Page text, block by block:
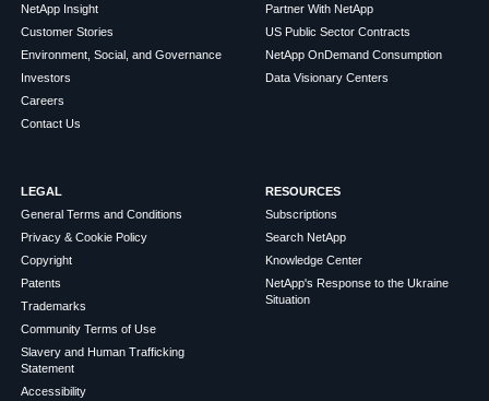
NetApp Insight
Customer Stories
Environment, Social, and Governance
Investors
Careers
Contact Us
Partner With NetApp
US Public Sector Contracts
NetApp OnDemand Consumption
Data Visionary Centers
LEGAL
General Terms and Conditions
Privacy & Cookie Policy
Copyright
Patents
Trademarks
Community Terms of Use
Slavery and Human Trafficking
Statement
Accessibility
RESOURCES
Subscriptions
Search NetApp
Knowledge Center
NetApp's Response to the Ukraine
Situation